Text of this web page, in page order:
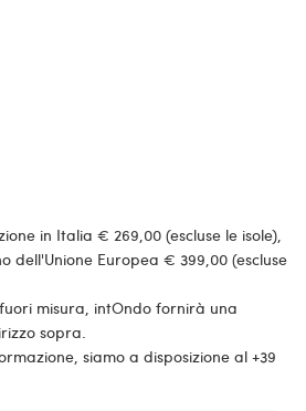
in Italia € 269,00 (escluse le isole),
dell'Unione Europea € 399,00 (escluse
misura, intOndo fornirà una
sopra.
siamo a disposizione al +39